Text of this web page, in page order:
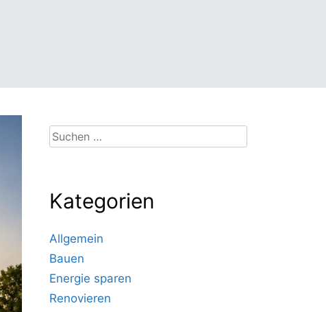
Suchen
nach:
Kategorien
Allgemein
Bauen
Energie sparen
Renovieren